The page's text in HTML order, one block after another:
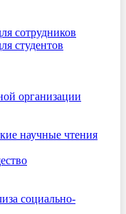
сотрудников
студентов
организации
научные чтения
социально-